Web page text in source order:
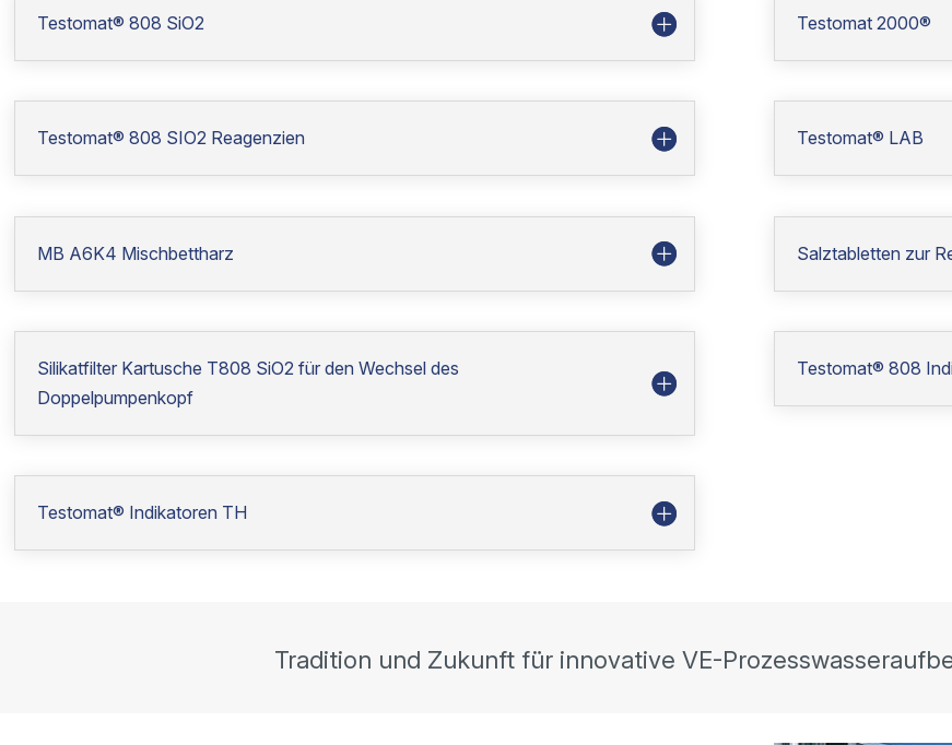
Testomat® 808 SiO2
Testomat® 808 SIO2 Reagenzien
MB A6K4 Mischbettharz
Silikatfilter Kartusche T808 SiO2 für den Wechsel des
Doppelpumpenkopf
Testomat® Indikatoren TH
Testomat 2000®
Testomat® LAB
Salztabletten zur
Testomat® 808
Tradition und Zukunft für innovative VE-